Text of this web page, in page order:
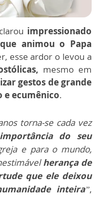
impressionado
animou o Papa
esse ardor o levou a
mesmo em
gestos de grande
e ecumênico.
torna-se cada vez
do seu
e para o mundo,
herança de
que ele deixou
inteira”,